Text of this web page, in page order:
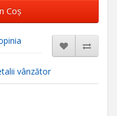
Coş
vânzător